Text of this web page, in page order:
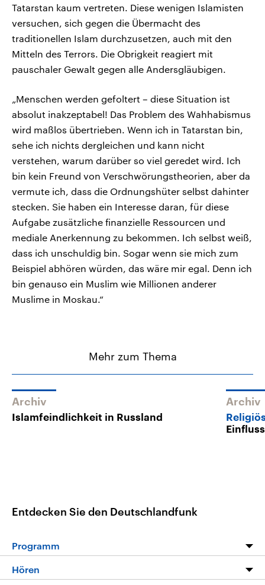
Tatarstan kaum vertreten. Diese wenigen Islamisten
versuchen, sich gegen die Übermacht des
traditionellen Islam durchzusetzen, auch mit den
Mitteln des Terrors. Die Obrigkeit reagiert mit
pauschaler Gewalt gegen alle Andersgläubigen.
„Menschen werden gefoltert – diese Situation ist
absolut inakzeptabel! Das Problem des Wahhabismus
wird maßlos übertrieben. Wenn ich in Tatarstan bin,
sehe ich nichts dergleichen und kann nicht
verstehen, warum darüber so viel geredet wird. Ich
bin kein Freund von Verschwörungstheorien, aber da
vermute ich, dass die Ordnungshüter selbst dahinter
stecken. Sie haben ein Interesse daran, für diese
Aufgabe zusätzliche finanzielle Ressourcen und
mediale Anerkennung zu bekommen. Ich selbst weiß,
dass ich unschuldig bin. Sogar wenn sie mich zum
Beispiel abhören würden, das wäre mir egal. Denn ich
bin genauso ein Muslim wie Millionen anderer
Muslime in Moskau.“
Mehr zum Thema
Archiv
Islamfeindlichkeit in Russland
Archiv
Entdecken Sie den Deutschlandfunk
Programm
Programm
Hören